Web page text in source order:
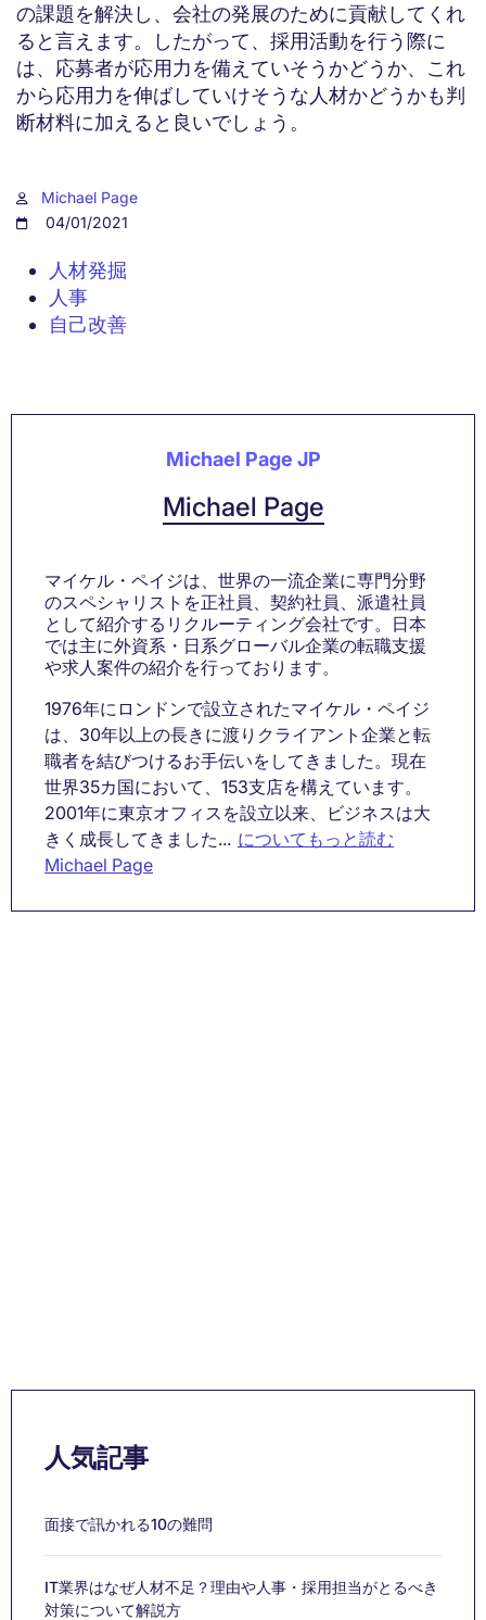
の課題を解決し、会社の発展のために貢献してくれ
ると言えます。したがって、採用活動を行う際に
は、応募者が応用力を備えていそうかどうか、これ
から応用力を伸ばしていけそうな人材かどうかも判
断材料に加えると良いでしょう。
Michael Page
04/01/2021
人材発掘
人事
自己改善
Michael Page JP
Michael Page
マイケル・ペイジは、世界の一流企業に専門分野
のスペシャリストを正社員、契約社員、派遣社員
として紹介するリクルーティング会社です。日本
では主に外資系・日系グローバル企業の転職支援
や求人案件の紹介を行っております。
1976年にロンドンで設立されたマイケル・ペイジ
は、30年以上の長きに渡りクライアント企業と転
職者を結びつけるお手伝いをしてきました。現在
世界35カ国において、153支店を構えています。
2001年に東京オフィスを設立以来、ビジネスは大
きく成長してきました... についてもっと読む
Michael Page
人気記事
面接で訊かれる10の難問
IT業界はなぜ人材不足？理由や人事・採用担当がとるべき
対策について解説方